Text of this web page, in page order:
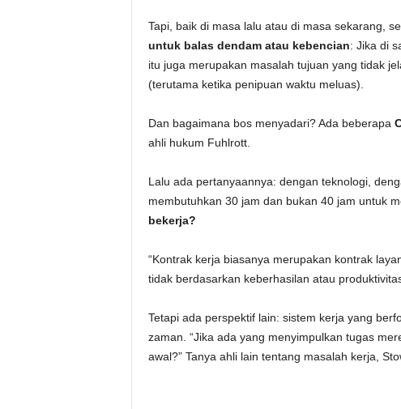
Tapi, baik di masa lalu atau di masa sekarang,
untuk balas dendam atau kebencian: Jika di
itu juga merupakan masalah tujuan yang tidak
(terutama ketika penipuan waktu meluas).
Dan bagaimana bos menyadari? Ada beberapa
ahli hukum Fuhlrott.
Lalu ada pertanyaannya: dengan teknologi,
membutuhkan 30 jam dan bukan 40 jam untuk
bekerja?
“Kontrak kerja biasanya merupakan kontrak
tidak berdasarkan keberhasilan atau
Tetapi ada perspektif lain: sistem kerja yang
zaman. “Jika ada yang menyimpulkan tugas
awal?” Tanya ahli lain tentang masalah kerja,